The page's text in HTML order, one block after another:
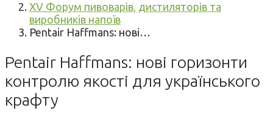
XV Форум пивоварів, дистиляторів та
виробників напоїв
Pentair Haffmans: нові…
Pentair Haffmans: нові горизонти
контролю якості для українського
крафту